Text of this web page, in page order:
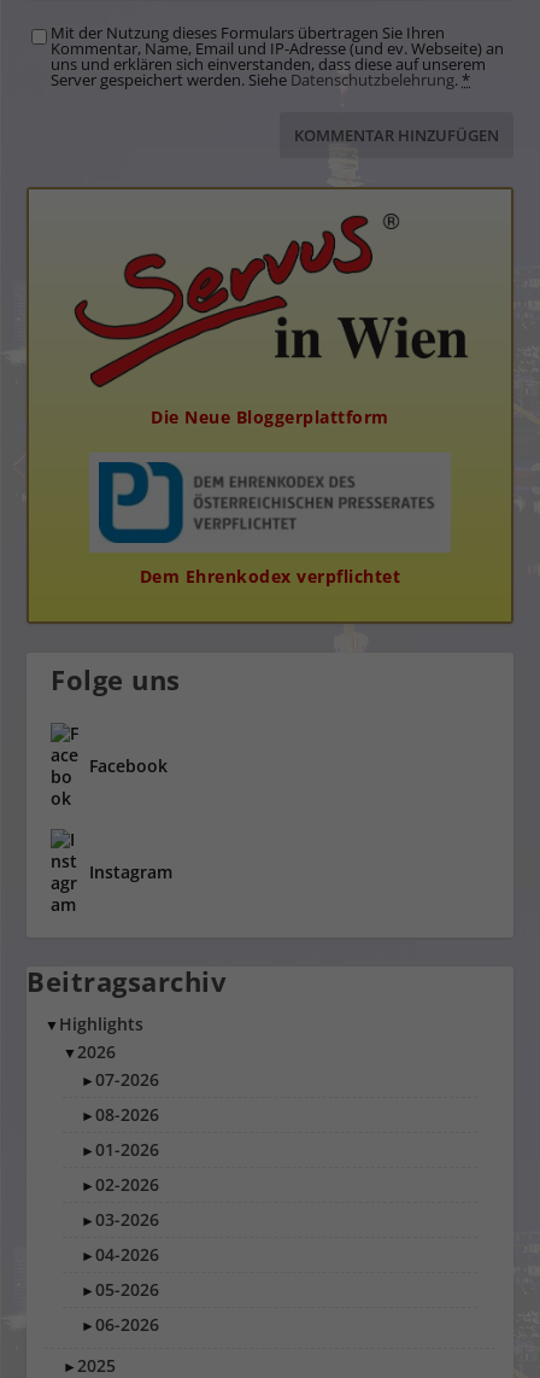
Mit der Nutzung dieses Formulars übertragen Sie Ihren
Kommentar, Name, Email und IP-Adresse (und ev. Webseite) an
uns und erklären sich einverstanden, dass diese auf unserem
Server gespeichert werden. Siehe Datenschutzbelehrung.*
Die Neue Bloggerplattform
Dem Ehrenkodex verpflichtet
Folge uns
Facebook
Instagram
Beitragsarchiv
▼ Highlights
▼2026
►07-2026
►08-2026
►01-2026
►02-2026
►03-2026
►04-2026
►05-2026
►06-2026
►2025